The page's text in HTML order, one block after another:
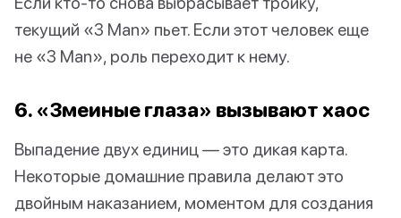
текущий «3 Man» пьет. Если этот человек еще
не «3 Man», роль переходит к нему.
6. «Змеиные глаза» вызывают хаос
Выпадение двух единиц — это дикая карта.
Некоторые домашние правила делают это
двойным наказанием, моментом для создания